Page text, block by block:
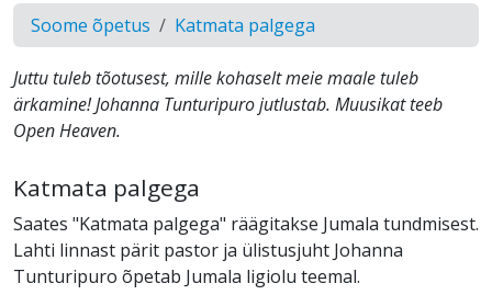
Soome õpetus Katmata palgega
Juttu tuleb tõotusest, mille kohaselt meie maale tuleb
ärkamine! Johanna Tunturipuro jutlustab. Muusikat teeb
Open Heaven.
Katmata palgega
Saates "Katmata palgega" räägitakse Jumala tundmisest.
Lahti linnast pärit pastor ja ülistusjuht Johanna
Tunturipuro õpetab Jumala ligiolu teemal.